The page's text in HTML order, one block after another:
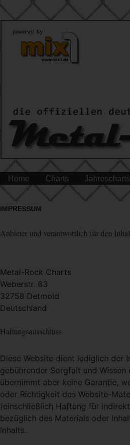
Home Charts Jahrescharts
IMPRESSUM
Anbieter und verantwortlich für den
Metal-Rock Charts
Weberstr. 63
32758 Detmold
Deutschland
Haftungsausschluss
Diese Website dient lediglich der
gebührender Sorgfalt und
übernimmt aber keine Garantie,
oder Richtigkeit des Website-
(einschließlich Haftung für
bezüglich des Materials oder
Inhalts.